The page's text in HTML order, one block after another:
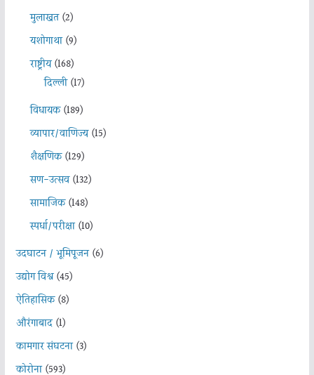
मुलाखत(2)
यशोगाथा(9)
राष्ट्रीय(168)
दिल्ली(17)
विधायक(189)
व्यापार/वाणिज्य(15)
शैक्षणिक(129)
सण-उत्सव(132)
सामाजिक(148)
स्पर्धा/परीक्षा(10)
उदघाटन / भूमिपूजन(6)
उद्योग विश्व(45)
ऐतिहासिक(8)
औरंगाबाद(1)
कामगार संघटना(3)
कोरोना(593)